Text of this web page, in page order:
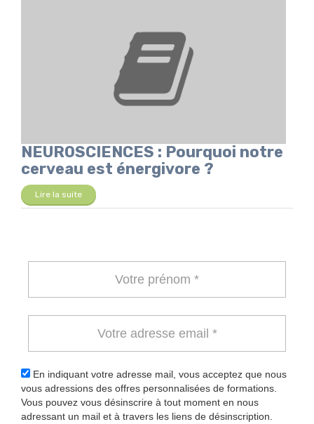
NEUROSCIENCES : Pourquoi notre
cerveau est énergivore ?
Lire la suite
En indiquant votre adresse mail, vous acceptez que nous
vous adressions des offres personnalisées de formations.
Vous pouvez vous désinscrire à tout moment en nous
adressant un mail et à travers les liens de désinscription.